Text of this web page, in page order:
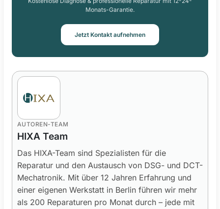
Monats-Garantie.
Jetzt Kontakt aufnehmen
AUTOREN-TEAM
HIXA Team
Das HIXA-Team sind Spezialisten für die
Reparatur und den Austausch von DSG- und DCT-
Mechatronik. Mit über 12 Jahren Erfahrung und
einer eigenen Werkstatt in Berlin führen wir mehr
als 200 Reparaturen pro Monat durch – jede mit